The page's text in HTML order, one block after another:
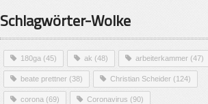
Schlagwörter-Wolke
180ga (45) ak (48) arbeiterkammer (47)
beate prettner (38) Christian Scheider (124)
corona (69) Coronavirus (90)